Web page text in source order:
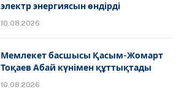
электр энергиясын өндірді
10.08.2026
Мемлекет басшысы Қасым-Жомарт
Тоқаев Абай күнімен құттықтады
10.08.2026